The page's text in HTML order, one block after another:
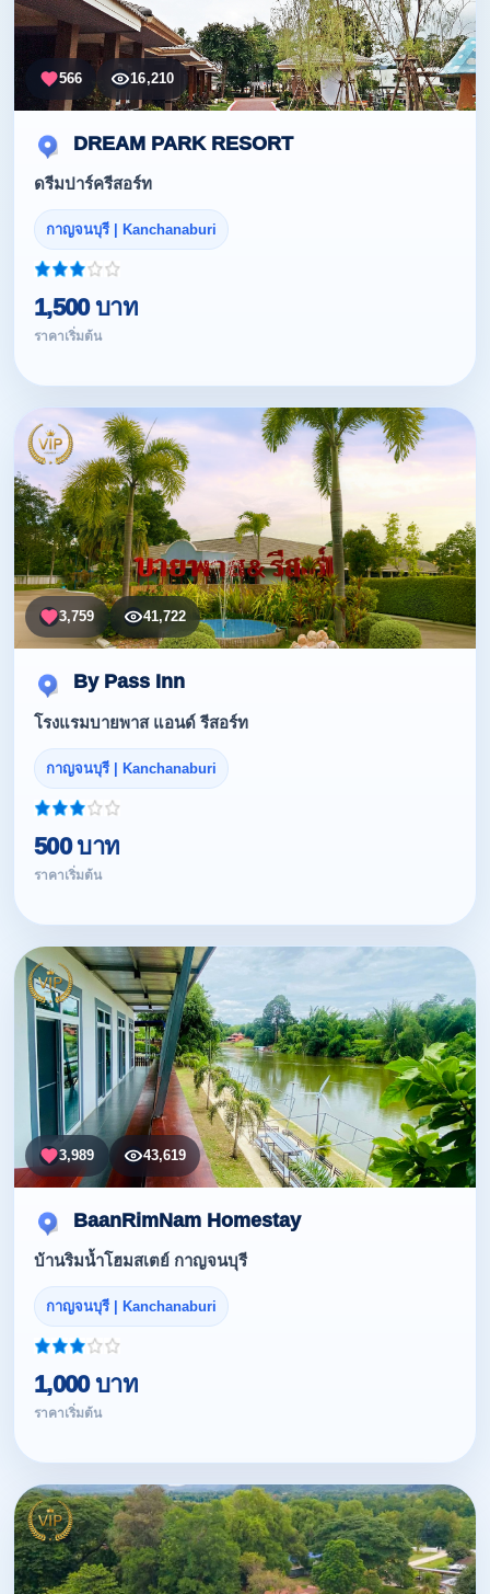
566 16,210
DREAM PARK RESORT
ดรีมปาร์ครีสอร์ท
กาญจนบุรี | Kanchanaburi
1,500 บาท
ราคาเริ่มต้น
3,759 41,722
By Pass Inn
โรงแรมบายพาส แอนด์ รีสอร์ท
กาญจนบุรี | Kanchanaburi
500 บาท
ราคาเริ่มต้น
3,989 43,619
BaanRimNam Homestay
บ้านริมน้ำโฮมสเตย์ กาญจนบุรี
กาญจนบุรี | Kanchanaburi
1,000 บาท
ราคาเริ่มต้น